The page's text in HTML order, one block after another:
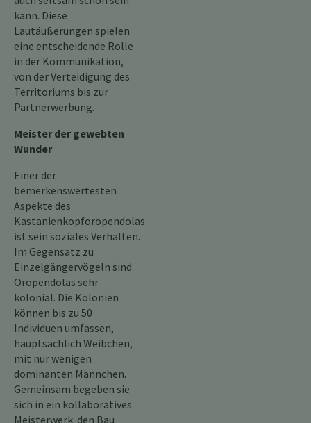
kann. Diese
Lautäußerungen spielen
eine entscheidende Rolle
in der Kommunikation,
von der Verteidigung des
Territoriums bis zur
Partnerwerbung.
Meister der gewebten
Wunder
Einer der
bemerkenswertesten
Aspekte des
Kastanienkopforopendolas
ist sein soziales Verhalten.
Im Gegensatz zu
Einzelgängervögeln sind
Oropendolas sehr
kolonial. Die Kolonien
können bis zu 50
Individuen umfassen,
hauptsächlich Weibchen,
mit nur wenigen
dominanten Männchen.
Gemeinsam begeben sie
sich in ein kollaboratives
Meisterwerk: den Bau